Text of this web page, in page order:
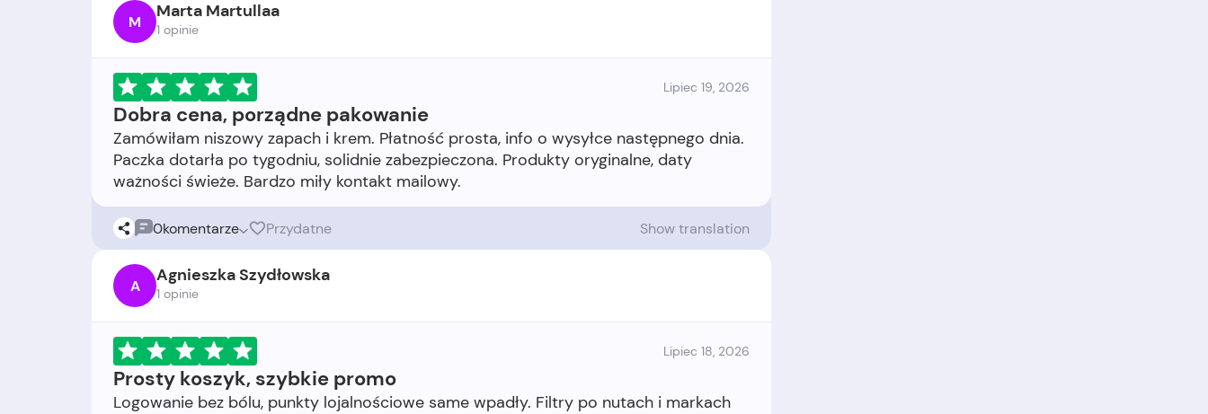
M Marta Martullaa
1 opinie
Lipiec 19, 2026
Dobra cena, porządne pakowanie
Zamówiłam niszowy zapach i krem. Płatność prosta, info o wysyłce następnego dnia.
Paczka dotarła po tygodniu, solidnie zabezpieczona. Produkty oryginalne, daty
0komentarze Przydatne Show translation
A Agnieszka Szydłowska
1 opinie
Lipiec 18, 2026
Prosty koszyk, szybkie promo
Logowanie bez bólu, punkty lojalnościowe same wpadły. Filtry po nutach i markach